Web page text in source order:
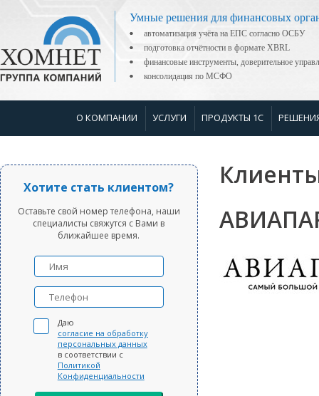
Умные решения для финансовых
автоматизация учёта на ЕПС согласно ОСБУ
подготовка отчётности в формате XBRL
финансовые инструменты, доверительное
консолидация по МСФО
О КОМПАНИИ УСЛУГИ ПРОДУКТЫ 1С
Хотите стать клиентом?
Оставьте свой номер телефона, наши
специалисты свяжутся с Вами в
ближайшее время.
Даю
согласие на обработку
персональных данных
в соответствии с
Политикой
Конфиденциальности